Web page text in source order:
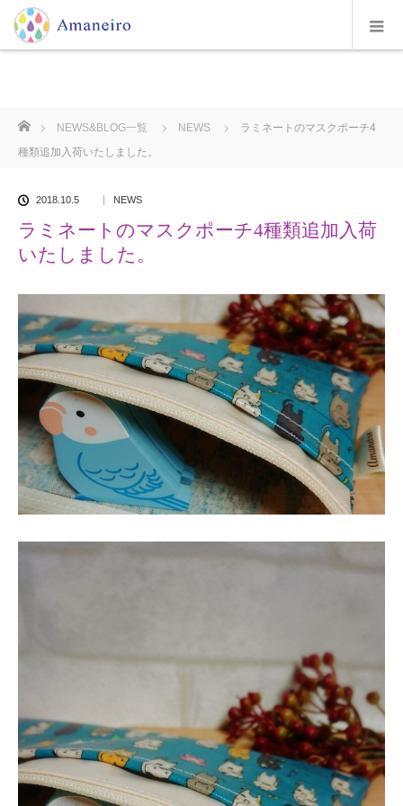
ホーム
NEWS&BLOG一覧 NEWS
ラミネートのマスクポーチ4
種類追加入荷いたしました。
2018.10.5 NEWS
ラミネートのマスクポーチ4種類追加入荷
いたしました。